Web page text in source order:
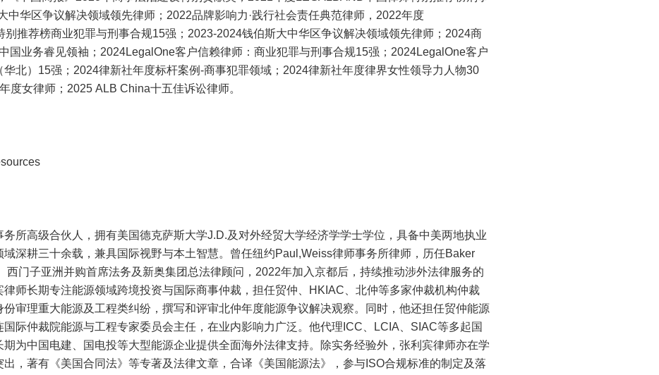
中华区争议解决领域领先律师；2022品牌影响力·践行社会责任典范律师，2022年度
别推荐榜商业犯罪与刑事合规15强；2023-2024钱伯斯大中华区争议解决领域领先律师；2024商
国业务睿见领袖；2024LegalOne客户信赖律师：商业犯罪与刑事合规15强；2024LegalOne客户
北）15强；2024律新社年度标杆案例-商事犯罪领域；2024律新社年度律界女性领导力人物30
度女律师；2025 ALB China十五佳诉讼律师。
高级合伙人，拥有美国德克萨斯大学J.D.及对外经贸大学经济学学士学位，具备中美两地执业
域深耕三十余载，兼具国际视野与本土智慧。曾任纽约Paul,Weiss律师事务所律师，历任Baker
西门子亚洲并购首席法务及新奥集团总法律顾问，2022年加入京都后，持续推动涉外法律服务的
师长期专注能源领域跨境投资与国际商事仲裁，担任贸仲、HKIAC、北仲等多家仲裁机构仲裁
份审理重大能源及工程类纠纷，撰写和评审北仲年度能源争议解决观察。同时，他还担任贸仲能源
际仲裁院能源与工程专家委员会主任，在业内影响力广泛。他代理ICC、LCIA、SIAC等多起国
期为中国电建、国电投等大型能源企业提供全面海外法律支持。除实务经验外，张利宾律师亦在学
，著有《美国合同法》等专著及法律文章，合译《美国能源法》，参与ISO合规标准的制定及落